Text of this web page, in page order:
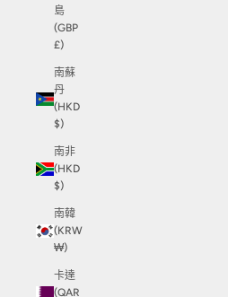
島
(GBP
£)
南蘇
丹
(HKD
$)
南非
(HKD
$)
南韓
(KRW
₩)
卡達
(QAR